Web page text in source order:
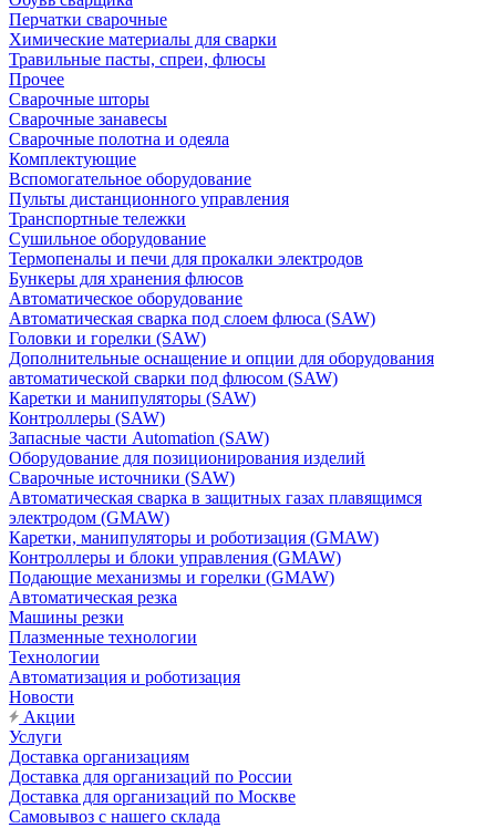
Перчатки сварочные
Химические материалы для сварки
Травильные пасты, спреи, флюсы
Прочее
Сварочные шторы
Сварочные занавесы
Сварочные полотна и одеяла
Комплектующие
Вспомогательное оборудование
Пульты дистанционного управления
Транспортные тележки
Сушильное оборудование
Термопеналы и печи для прокалки электродов
Бункеры для хранения флюсов
Автоматическое оборудование
Автоматическая сварка под слоем флюса (SAW)
Головки и горелки (SAW)
Дополнительные оснащение и опции для оборудования
автоматической сварки под флюсом (SAW)
Каретки и манипуляторы (SAW)
Контроллеры (SAW)
Запасные части Automation (SAW)
Оборудование для позиционирования изделий
Сварочные источники (SAW)
Автоматическая сварка в защитных газах плавящимся
электродом (GMAW)
Каретки, манипуляторы и роботизация (GMAW)
Контроллеры и блоки управления (GMAW)
Подающие механизмы и горелки (GMAW)
Автоматическая резка
Машины резки
Плазменные технологии
Технологии
Автоматизация и роботизация
Новости
Акции
Услуги
Доставка организациям
Доставка для организаций по России
Доставка для организаций по Москве
Самовывоз с нашего склада